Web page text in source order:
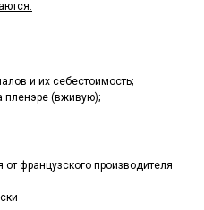
и их себестоимость;
пленэре (вживую);
французского производителя